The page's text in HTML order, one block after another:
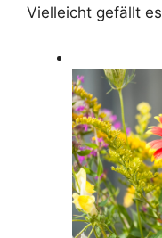
Vielleicht gefällt